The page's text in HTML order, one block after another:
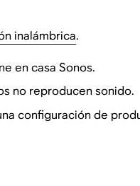
inalámbrica.
en casa Sonos.
no reproducen sonido.
configuración de